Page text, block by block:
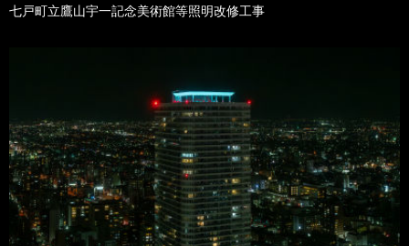
七戸町立鷹山宇一記念美術館等照明改修工事